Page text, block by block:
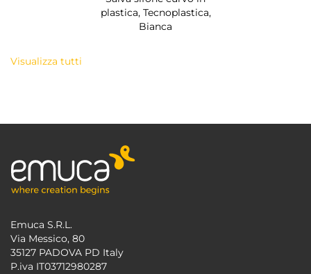
plastica, Tecnoplastica,
Bianca
Visualizza tutti
Emuca S.R.L.
Via Messico, 80
35127 PADOVA PD Italy
P.iva IT03712980287